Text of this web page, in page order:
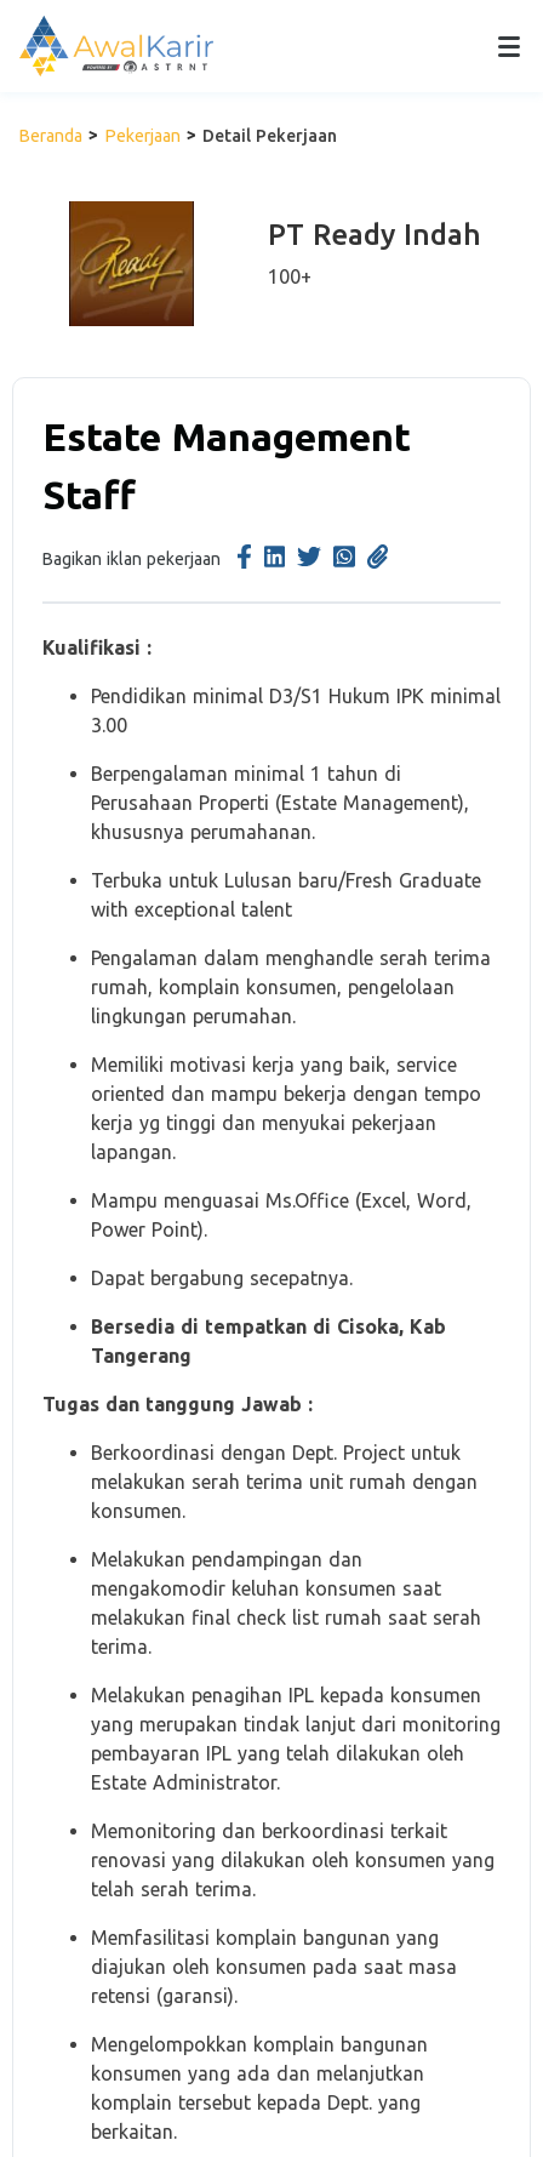
Beranda Pekerjaan Detail Pekerjaan
PT Ready Indah
100+
Estate Management
Staff
Bagikan iklan pekerjaan
Kualifikasi :
Pendidikan minimal D3/S1 Hukum IPK minimal
3.00
Berpengalaman minimal 1 tahun di
Perusahaan Properti (Estate Management),
khususnya perumahanan.
Terbuka untuk Lulusan baru/Fresh Graduate
with exceptional talent
Pengalaman dalam menghandle serah terima
rumah, komplain konsumen, pengelolaan
lingkungan perumahan.
Memiliki motivasi kerja yang baik, service
oriented dan mampu bekerja dengan tempo
kerja yg tinggi dan menyukai pekerjaan
lapangan.
Mampu menguasai Ms.Office (Excel, Word,
Power Point).
Dapat bergabung secepatnya.
Bersedia di tempatkan di Cisoka, Kab
Tangerang
Tugas dan tanggung Jawab :
Berkoordinasi dengan Dept. Project untuk
melakukan serah terima unit rumah dengan
konsumen.
Melakukan pendampingan dan
mengakomodir keluhan konsumen saat
melakukan final check list rumah saat serah
terima.
Melakukan penagihan IPL kepada konsumen
yang merupakan tindak lanjut dari monitoring
pembayaran IPL yang telah dilakukan oleh
Estate Administrator.
Memonitoring dan berkoordinasi terkait
renovasi yang dilakukan oleh konsumen yang
telah serah terima.
Memfasilitasi komplain bangunan yang
diajukan oleh konsumen pada saat masa
retensi (garansi).
Mengelompokkan komplain bangunan
konsumen yang ada dan melanjutkan
komplain tersebut kepada Dept. yang
berkaitan.